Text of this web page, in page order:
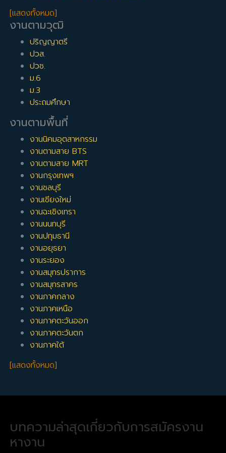
[แสดงทั้งหมด]
งานตามวุฒิ
ปริญญาตรี
ปวส.
ปวช.
ม.6
ม.3
ประถมศึกษา
งานตามพื้นที่
งานนิคมอุตสาหกรรม
งานตามสาย BTS
งานตามสาย MRT
งานกรุงเทพฯ
งานชลบุรี
งานเชียงใหม่
งานฉะเชิงเทรา
งานนนทบุรี
งานปทุมธานี
งานอยุธยา
งานระยอง
งานสมุทรปราการ
งานสมุทรสาคร
งานภาคกลาง
งานภาคเหนือ
งานภาคตะวันออก
งานภาคตะวันตก
งานภาคใต้
[แสดงทั้งหมด]
บทความล่าสุดเกี่ยวกับการสมัครงาน
หางาน